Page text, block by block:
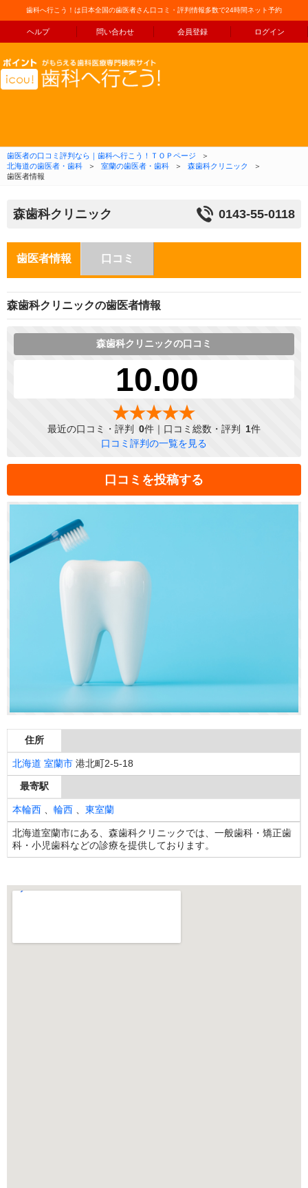
歯科へ行こう！は日本全国の歯医者さん口コミ・評判情報多数で24時間ネット予約
ヘルプ 問い合わせ 会員登録 ログイン
コンテンツへ移動
歯医者の口コミ評判なら｜歯科へ行こう！ＴＯＰページ
＞
北海道の歯医者・歯科
＞ 室蘭の歯医者・歯科 ＞ 森歯科クリニック
＞
歯医者情報
森歯科クリニック 0143-55-0118
歯医者情報 口コミ
森歯科クリニックの歯医者情報
森歯科クリニックの口コミ
10.00
最近の口コミ・評判 0件｜口コミ総数・評判 1件
口コミ評判の一覧を見る
口コミを投稿する
住所
北海道 室蘭市 港北町2-5-18
最寄駅
本輪西 、 輪西 、 東室蘭
北海道室蘭市にある、森歯科クリニックでは、一般歯科・矯正歯
科・小児歯科などの診療を提供しております。